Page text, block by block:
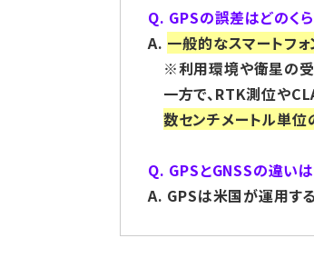
Q. GPSの誤差はどのく
A. 一般的なスマートフ
※利用環境や衛星の
一方で、RTK測位や
数センチメートル単
Q. GPSとGNSSの違い
A. GPSは米国が運用す